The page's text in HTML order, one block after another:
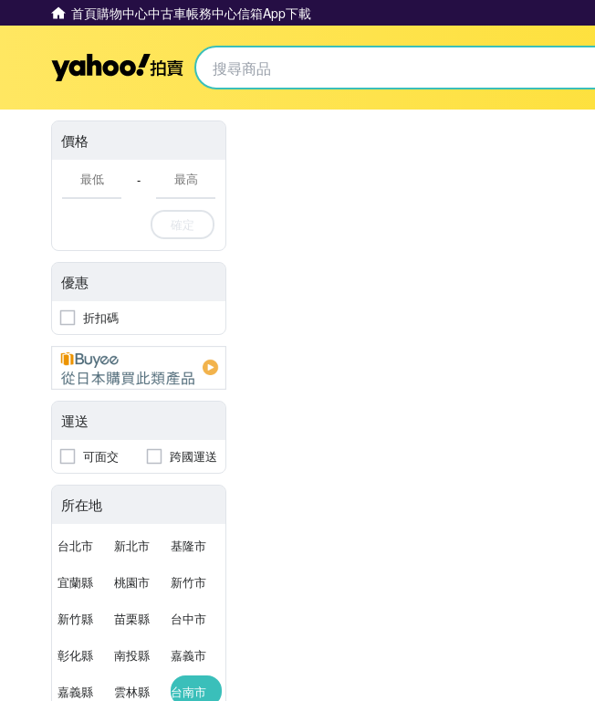
首頁購物中心中古車帳務中心信箱App下載
Yahoo拍賣
價格
-
確定
優惠
折扣碼
運送
可面交 跨國運送
所在地
台北市 新北市 基隆市
宜蘭縣 桃園市 新竹市
新竹縣 苗栗縣 台中市
彰化縣 南投縣 嘉義市
嘉義縣 雲林縣 台南市